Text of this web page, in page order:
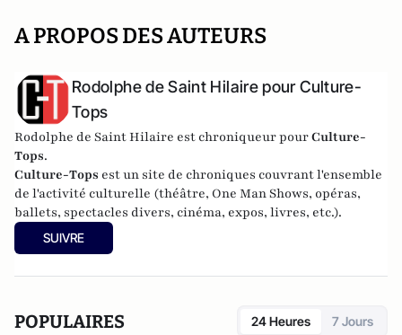
A PROPOS DES AUTEURS
Rodolphe de Saint Hilaire pour Culture-
Tops
Rodolphe de Saint Hilaire est chroniqueur pourCulture-
Tops.
Culture-Tops est un site de chroniques couvrant l'ensemble
de l'activité culturelle (théâtre, One Man Shows, opéras,
ballets, spectacles divers, cinéma, expos, livres, etc.).
SUIVRE
POPULAIRES 24 Heures 7 Jours